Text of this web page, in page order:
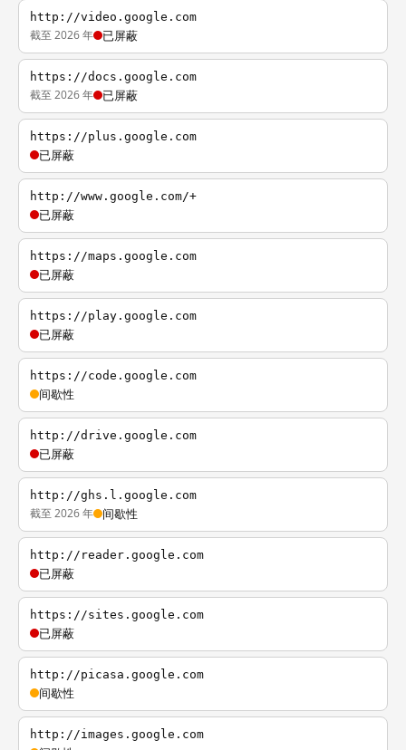
http://video.google.com
截至 2026 年 已屏蔽
https://docs.google.com
截至 2026 年 已屏蔽
https://plus.google.com
已屏蔽
http://www.google.com/+
已屏蔽
https://maps.google.com
已屏蔽
https://play.google.com
已屏蔽
https://code.google.com
间歇性
http://drive.google.com
已屏蔽
http://ghs.l.google.com
截至 2026 年 间歇性
http://reader.google.com
已屏蔽
https://sites.google.com
已屏蔽
http://picasa.google.com
间歇性
http://images.google.com